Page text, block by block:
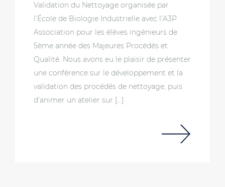
Validation du Nettoyage organisée par
l’École de Biologie Industrielle avec l’A3P
Association pour les élèves ingénieurs de
5ème année des Majeures Procédés et
Qualité. Nous avons eu le plaisir de présenter
une conférence sur le développement et la
validation des procédés de nettoyage, puis
d’animer un atelier sur […]